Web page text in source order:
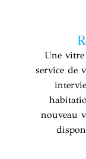
Une
service de
nouveau